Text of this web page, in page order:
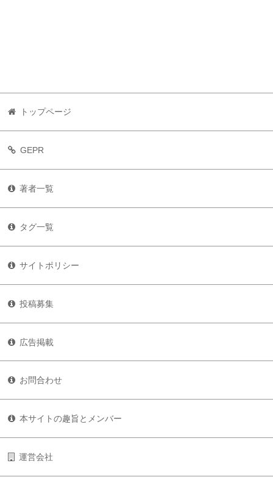
トップページ
GEPR
著者一覧
タグ一覧
サイトポリシー
投稿募集
広告掲載
お問合わせ
本サイトの趣旨とメンバー
運営会社